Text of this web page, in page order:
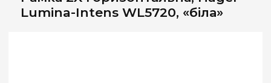
Lumina-Intens WL5720, «біла»
Viber Telegram